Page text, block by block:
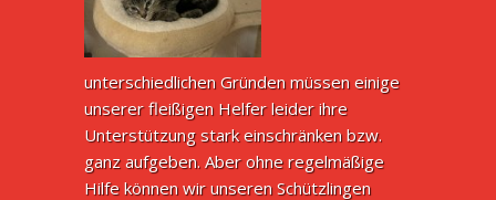
unterschiedlichen Gründen müssen einige
unserer fleißigen Helfer leider ihre
Unterstützung stark einschränken bzw.
ganz aufgeben. Aber ohne regelmäßige
Hilfe können wir unseren Schützlingen